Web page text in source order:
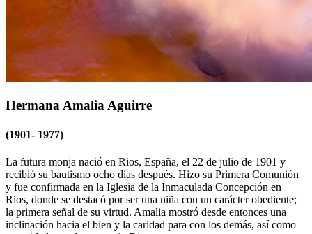
Hermana Amalia Aguirre
(1901- 1977)
La futura monja nació en Rios, España, el 22 de julio de 1901 y
recibió su bautismo ocho días después. Hizo su Primera Comunión
y fue confirmada en la Iglesia de la Inmaculada Concepción en
Rios, donde se destacó por ser una niña con un carácter obediente;
la primera señal de su virtud. Amalia mostró desde entonces una
inclinación hacia el bien y la caridad para con los demás, así como